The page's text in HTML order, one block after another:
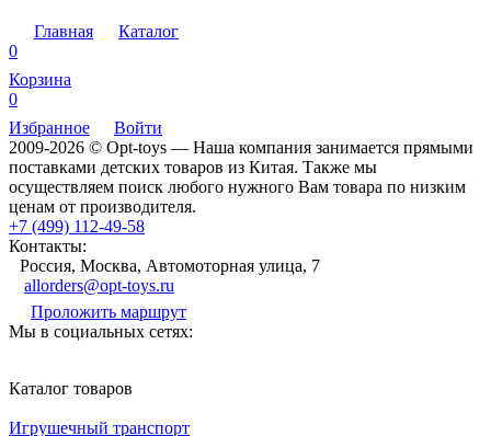
Главная
Каталог
0
Корзина
0
Избранное
Войти
2009-2026 © Opt-toys — Наша компания занимается прямыми
поставками детских товаров из Китая. Также мы
осуществляем поиск любого нужного Вам товара по низким
ценам от производителя.
+7 (499) 112-49-58
Контакты:
Россия, Москва, Автомоторная улица, 7
allorders@opt-toys.ru
Проложить маршрут
Мы в социальных сетях:
Каталог товаров
Игрушечный транспорт